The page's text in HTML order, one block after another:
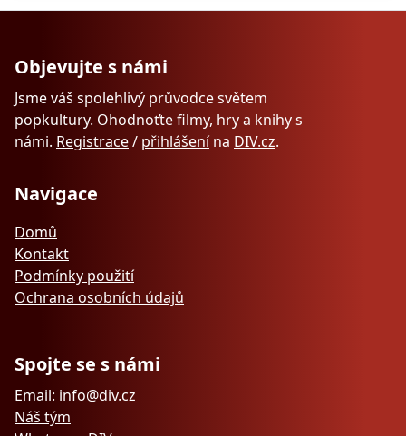
Objevujte s námi
Jsme váš spolehlivý průvodce světem
popkultury. Ohodnoťte filmy, hry a knihy s
námi. Registrace/ přihlášenína DIV.cz.
Navigace
Domů
Kontakt
Podmínky použití
Ochrana osobních údajů
Spojte se s námi
Email: info@div.cz
Náš tým